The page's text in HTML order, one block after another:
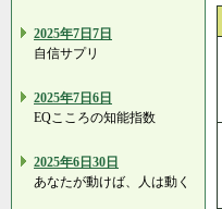
2025年7日7日
自信サプリ
2025年7日6日
EQこころの知能指数
2025年6日30日
あなたが動けば、人は動く